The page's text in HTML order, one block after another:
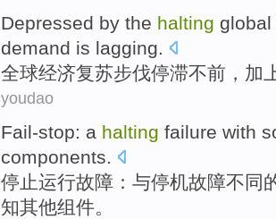
Depressed by the halting global
demand is lagging.
全球经济复苏步伐停滞不前，加
youdao
Fail-stop: a halting failure with
components.
停止运行故障 ： 与停机故障不同
知其他组件。